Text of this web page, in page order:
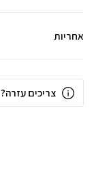
אחריות
צריכים עזרה?